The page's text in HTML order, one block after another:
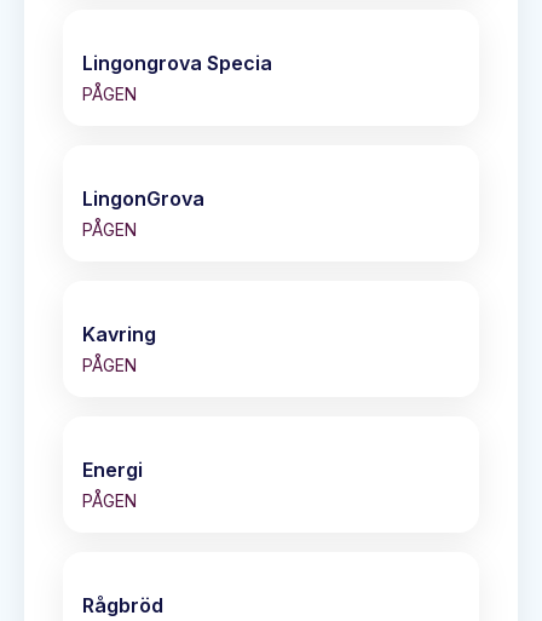
Lingongrova Specia
PÅGEN
LingonGrova
PÅGEN
Kavring
PÅGEN
Energi
PÅGEN
Rågbröd